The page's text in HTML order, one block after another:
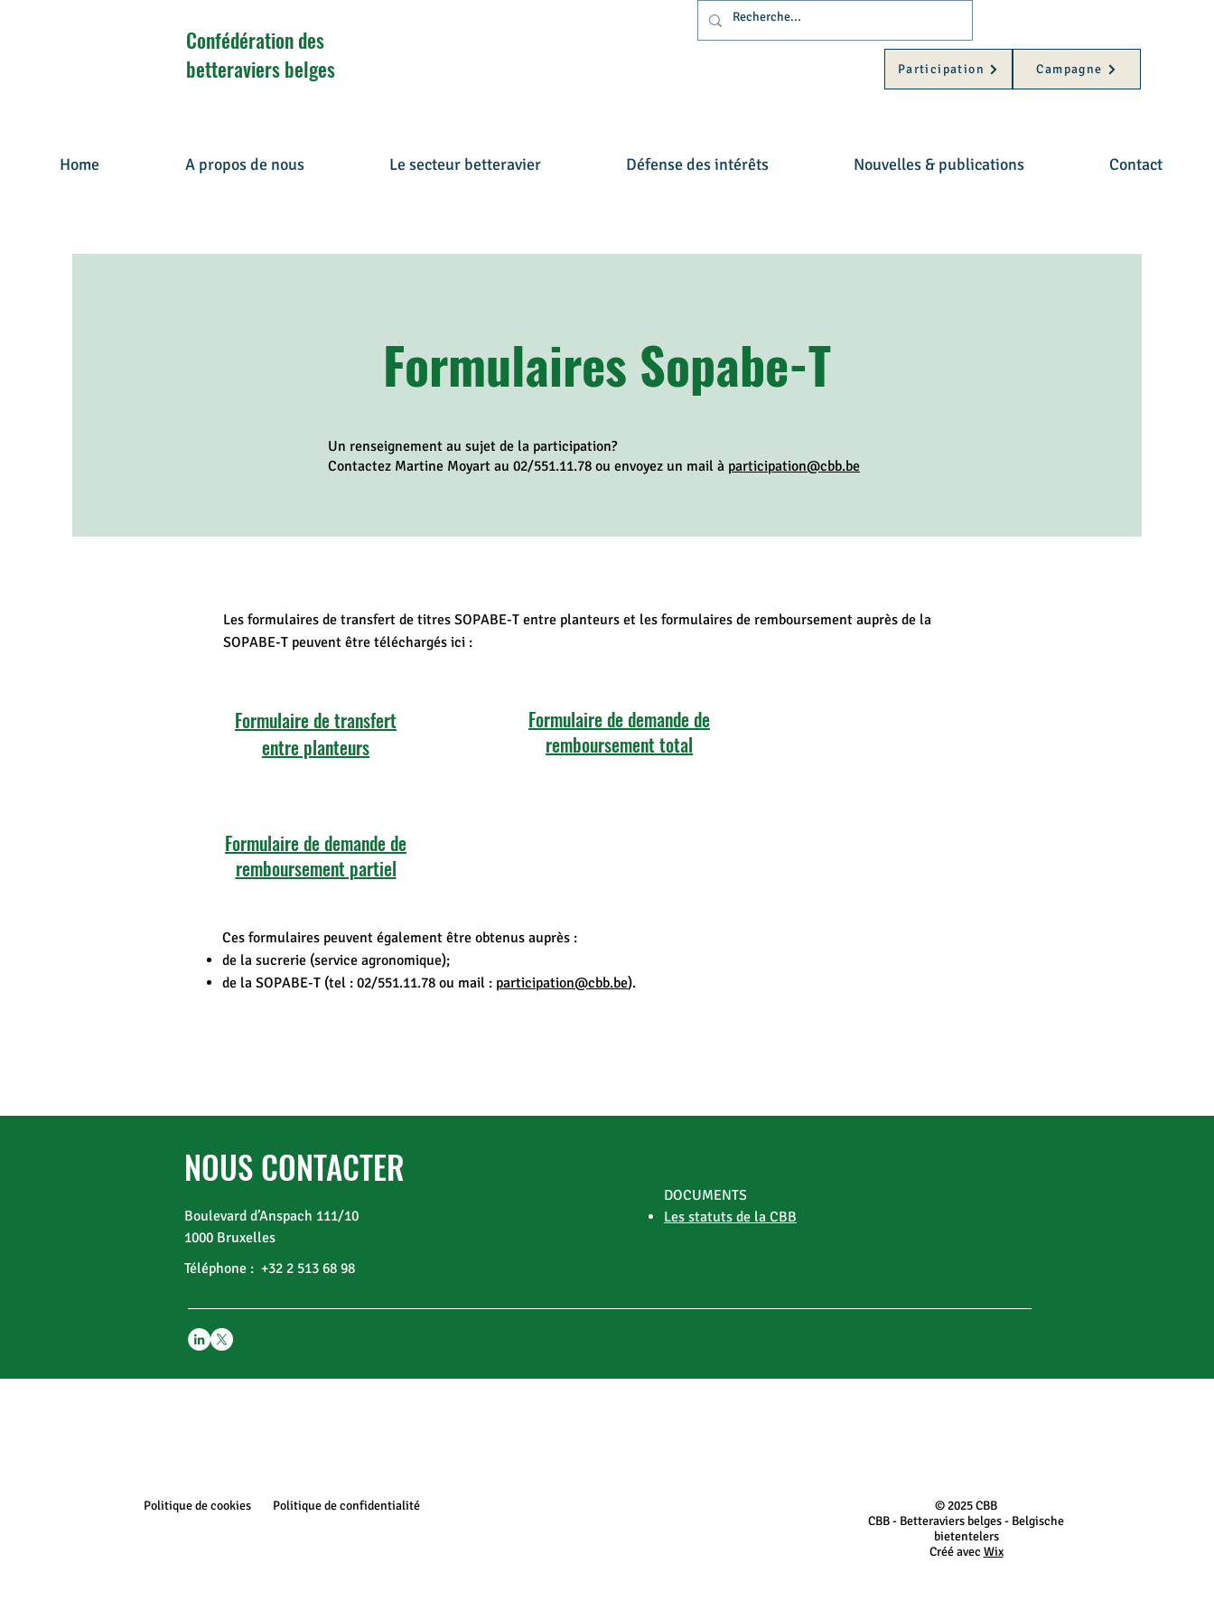
viers belges - Belgische bietentelers
Confédération des
betteraviers belges
Participation Campagne
Home A propos de nous Le secteur betteravier Défense des intérêts Nouvelles & publications Contact
Formulaires Sopabe-T
Un renseignement au sujet de la participation?
Contactez Martine Moyart au 02/551.11.78 ou envoyez un mail à participation@cbb.be
Les formulaires de transfert de titres SOPABE-T entre planteurs et les formulaires de remboursement auprès de la
SOPABE-T peuvent être téléchargés ici :
Formulaire de transfert
entre planteurs
Formulaire de demande de
remboursement total
Formulaire de demande de
remboursement partiel
Ces formulaires peuvent également être obtenus auprès :
de la sucrerie (service agronomique);
de la SOPABE-T (tel : 02/551.11.78 ou mail : participation@cbb.be).
NOUS CONTACTER
Boulevard d’Anspach 111/10
1000 Bruxelles
DOCUMENTS
Les statuts de la CBB
Téléphone : +32 2 513 68 98
Politique de cookies Politique de confidentialité
© 2025 ​CBB
CBB - Betteraviers belges - Belgische
bietentelers
Créé avec Wix